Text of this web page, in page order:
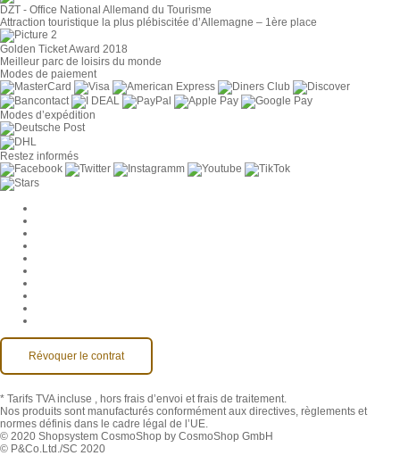
DZT - Office National Allemand du Tourisme
Attraction touristique la plus plébiscitée d’Allemagne – 1ère place
Golden Ticket Award 2018
Meilleur parc de loisirs du monde
Modes de paiement
Modes d’expédition
Restez informés
Révoquer le contrat
* Tarifs TVA incluse
, hors frais d’envoi et frais de traitement.
Nos produits sont manufacturés conformément aux directives, règlements et
normes définis dans le cadre légal de l’UE.
© 2020 Shopsystem CosmoShop by CosmoShop GmbH
© P&Co.Ltd./SC 2020